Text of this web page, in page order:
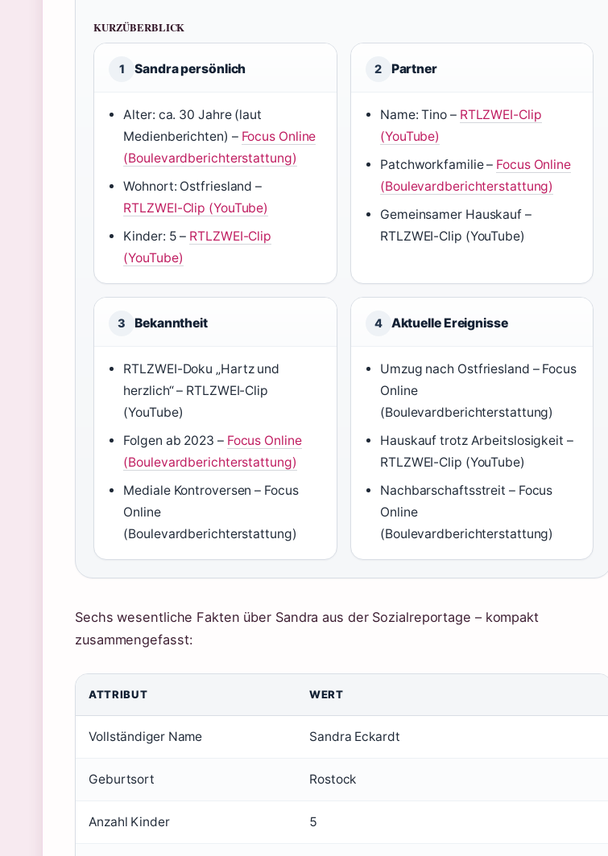
KURZÜBERBLICK
1 Sandra persönlich
Alter: ca. 30 Jahre (laut
Medienberichten) – Focus Online
(Boulevardberichterstattung)
Wohnort: Ostfriesland –
RTLZWEI-Clip (YouTube)
Kinder: 5 – RTLZWEI-Clip
(YouTube)
2 Partner
Name: Tino – RTLZWEI-Clip
(YouTube)
Patchworkfamilie – Focus Online
(Boulevardberichterstattung)
Gemeinsamer Hauskauf –
RTLZWEI-Clip (YouTube)
3 Bekanntheit
RTLZWEI-Doku „Hartz und
herzlich“ – RTLZWEI-Clip
(YouTube)
Folgen ab 2023 – Focus Online
(Boulevardberichterstattung)
Mediale Kontroversen – Focus
Online
(Boulevardberichterstattung)
4 Aktuelle Ereignisse
Umzug nach Ostfriesland – Focus
Online
(Boulevardberichterstattung)
Hauskauf trotz Arbeitslosigkeit –
RTLZWEI-Clip (YouTube)
Nachbarschaftsstreit – Focus
Online
(Boulevardberichterstattung)
Sechs wesentliche Fakten über Sandra aus der Sozialreportage – kompakt
zusammengefasst:
ATTRIBUT WERT
Vollständiger Name Sandra Eckardt
Geburtsort Rostock
Anzahl Kinder 5